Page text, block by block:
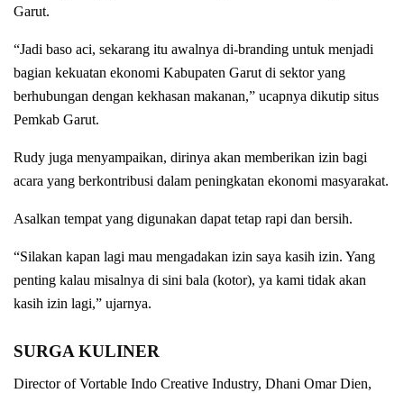
Garut.
“Jadi baso aci, sekarang itu awalnya di-branding untuk menjadi
bagian kekuatan ekonomi Kabupaten Garut di sektor yang
berhubungan dengan kekhasan makanan,” ucapnya dikutip situs
Pemkab Garut.
Rudy juga menyampaikan, dirinya akan memberikan izin bagi
acara yang berkontribusi dalam peningkatan ekonomi masyarakat.
Asalkan tempat yang digunakan dapat tetap rapi dan bersih.
“Silakan kapan lagi mau mengadakan izin saya kasih izin. Yang
penting kalau misalnya di sini bala (kotor), ya kami tidak akan
kasih izin lagi,” ujarnya.
SURGA KULINER
Director of Vortable Indo Creative Industry, Dhani Omar Dien,